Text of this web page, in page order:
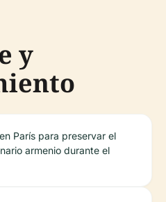
y
París para preservar el
armenio durante el